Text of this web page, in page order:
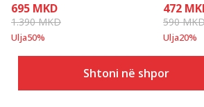
695 MKD
1.390MKD
Ulja50%
Shtoni në shportë
472
590
Ulja20%